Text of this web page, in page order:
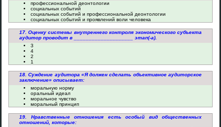
профессиональной деонтологии
социальных событий
социальных событий и профессиональной деонтологии
социальных событий и проявлений воли человека
17. Оценку системы внутреннего контроля экономического субъекта
аудитор проводит в ____________________ этап(-а).
3
4
2
1
18. Суждение аудитора «Я должен сделать объективное аудиторское
заключение» описывает:
моральную норму
оральный идеал
моральное чувство
моральный принцип
19. Нравственные отношения есть особый вид общественных
отношений, которые: